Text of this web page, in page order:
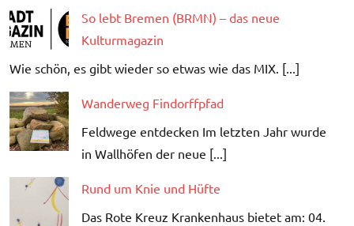
So lebt Bremen (BRMN) – das neue
Kulturmagazin
Wie schön, es gibt wieder so etwas wie das MIX. [...]
Wanderweg Findorffpfad
Feldwege entdecken Im letzten Jahr wurde
in Wallhöfen der neue [...]
Rund um Knie und Hüfte
Das Rote Kreuz Krankenhaus bietet am: 04.